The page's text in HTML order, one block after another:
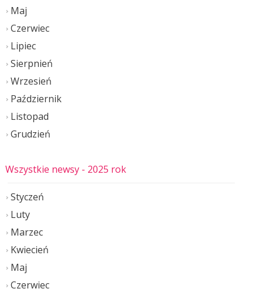
Maj
Czerwiec
Lipiec
Sierpnień
Wrzesień
Październik
Listopad
Grudzień
Wszystkie newsy - 2025 rok
Styczeń
Luty
Marzec
Kwiecień
Maj
Czerwiec